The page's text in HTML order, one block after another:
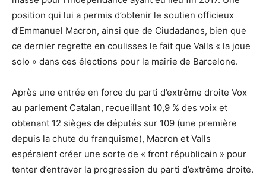
position qui lui a permis d’obtenir le soutien officieux
d’Emmanuel Macron, ainsi que de Ciudadanos, bien que
ce dernier regrette en coulisses le fait que Valls « la joue
solo » dans ces élections pour la mairie de Barcelone.
Après une entrée en force du parti d’extrême droite Vox
au parlement Catalan, recueillant 10,9 % des voix et
obtenant 12 sièges de députés sur 109 (une première
depuis la chute du franquisme), Macron et Valls
espéraient créer une sorte de « front républicain » pour
tenter d’entraver la progression du parti d’extrême droite.